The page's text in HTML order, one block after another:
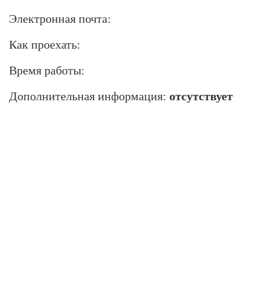
Электронная почта:
Как проехать:
Время работы:
Дополнительная информация: отсутствует